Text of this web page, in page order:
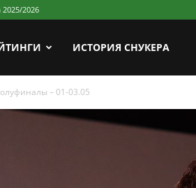
2025/2026
ИСТОРИЯ СНУКЕРА
– 01-03.05